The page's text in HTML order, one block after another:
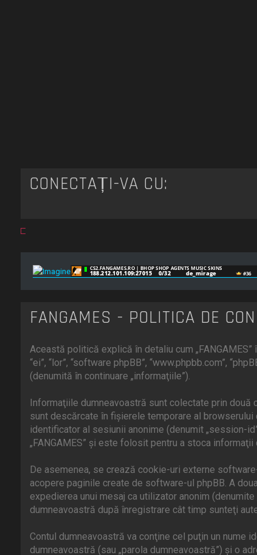
CONECTAȚI-VĂ CU:
FANGAMES - POLITICA DE
Această politică explică în detaliu cum „FANGAMES”
“ei”, “lor”, “software phpBB”, “www.phpbb.com”,
(denumită în continuare „informaţiile”).
Informaţiile dumneavoastră sunt colectate prin două
sunt descărcate în fişierele temporare al
identificator al sesiunii anonime (denumit „session-
„FANGAMES” şi este folosit pentru a stoca
De asemenea, se crează cookie-uri externe
acopere paginile create de software-ul phpBB. A
expedierea unui mesaj ca utilizator anonim
dumneavoastră după înregistrare cât timp sunteţi
Contul dumneavoastră va conţine cel puţin un nume
dumneavoastră (sau „parola dumneavoastră”) şi o